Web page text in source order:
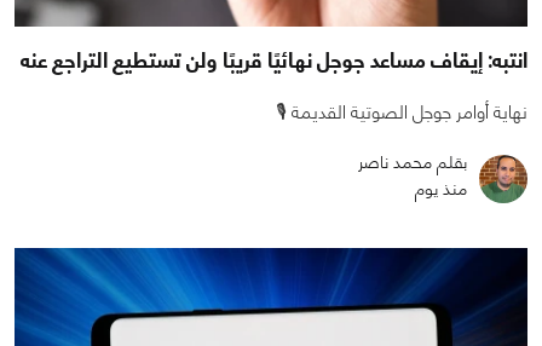
انتبه: إيقاف مساعد جوجل نهائيًا قريبًا ولن تستطيع التراجع عنه
نهاية أوامر جوجل الصوتية القديمة 🎙️
بقلم محمد ناصر
منذ يوم